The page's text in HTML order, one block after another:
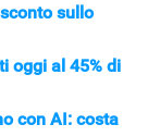
sullo
oggi al 45% di
con AI: costa